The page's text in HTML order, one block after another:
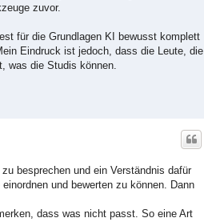
zuvor.
für die Grundlagen KI bewusst komplett
Eindruck ist jedoch, dass die Leute, die
was die Studis können.
besprechen und ein Verständnis dafür
und bewerten zu können. Dann
dass was nicht passt. So eine Art